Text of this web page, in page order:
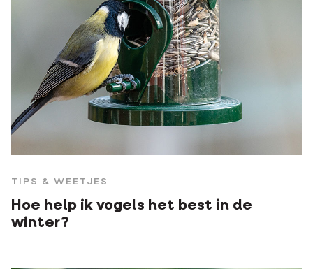
TIPS & WEETJES
Hoe help ik vogels het best in de
winter?